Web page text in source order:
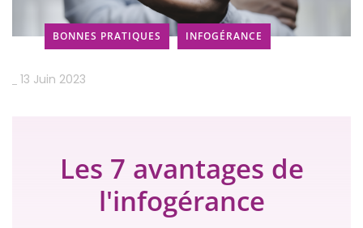
BONNES PRATIQUES INFOGÉRANCE
13 Juin 2023
Les 7 avantages de
l'infogérance